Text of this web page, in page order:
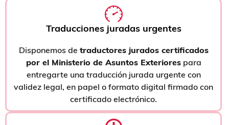
Traducciones juradas urgentes
Disponemos de traductores jurados certificados
por el Ministerio de Asuntos Exteriorespara
entregarte una traducción jurada urgente con
validez legal, en papel o formato digital firmado con
certificado electrónico.